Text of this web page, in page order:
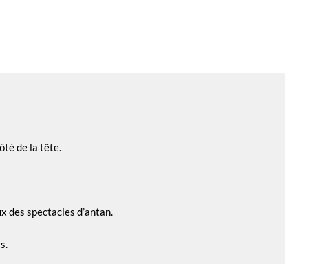
de la tête.
des spectacles d’antan.